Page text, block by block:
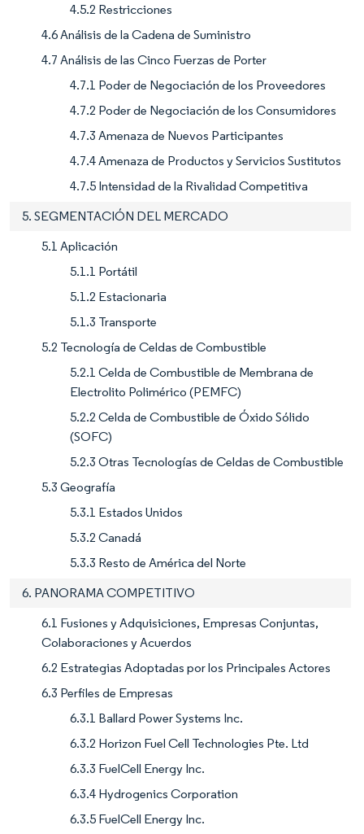
4.5.2 Restricciones
4.6 Análisis de la Cadena de Suministro
4.7 Análisis de las Cinco Fuerzas de Porter
4.7.1 Poder de Negociación de los Proveedores
4.7.2 Poder de Negociación de los Consumidores
4.7.3 Amenaza de Nuevos Participantes
4.7.4 Amenaza de Productos y Servicios Sustitutos
4.7.5 Intensidad de la Rivalidad Competitiva
5. SEGMENTACIÓN DEL MERCADO
5.1 Aplicación
5.1.1 Portátil
5.1.2 Estacionaria
5.1.3 Transporte
5.2 Tecnología de Celdas de Combustible
5.2.1 Celda de Combustible de Membrana de
Electrolito Polimérico (PEMFC)
5.2.2 Celda de Combustible de Óxido Sólido
(SOFC)
5.2.3 Otras Tecnologías de Celdas de Combustible
5.3 Geografía
5.3.1 Estados Unidos
5.3.2 Canadá
5.3.3 Resto de América del Norte
6. PANORAMA COMPETITIVO
6.1 Fusiones y Adquisiciones, Empresas Conjuntas,
Colaboraciones y Acuerdos
6.2 Estrategias Adoptadas por los Principales Actores
6.3 Perfiles de Empresas
6.3.1 Ballard Power Systems Inc.
6.3.2 Horizon Fuel Cell Technologies Pte. Ltd
6.3.3 FuelCell Energy Inc.
6.3.4 Hydrogenics Corporation
6.3.5 FuelCell Energy Inc.